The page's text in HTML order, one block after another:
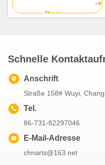
Preis
Schnelle
Anschrift
Straße 158# Wuyi,
Tel.
86-731-82297046
E-Mail-Adresse
chnarts@163.net